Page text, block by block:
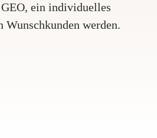
ein individuelles
Wunschkunden werden.